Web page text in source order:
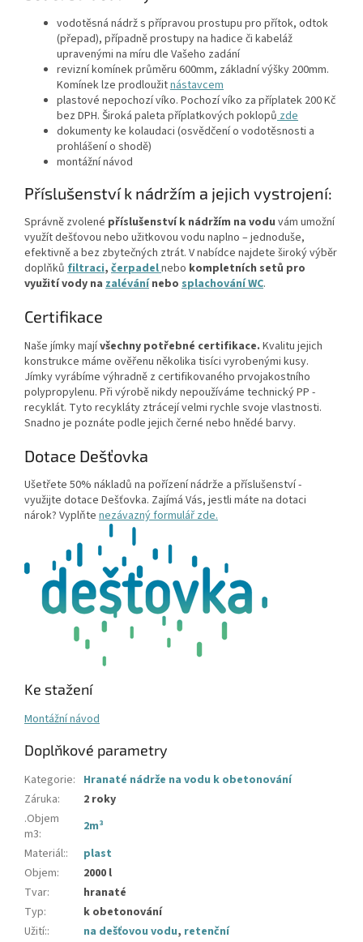
vodotěsná nádrž s přípravou prostupu pro přítok, odtok
(přepad), případně prostupy na hadice či kabeláž
upravenými na míru dle Vašeho zadání
revizní komínek průměru 600mm, základní výšky 200mm.
Komínek lze prodloužitnástavcem
plastové nepochozí víko. Pochozí víko za příplatek 200 Kč
bez DPH. Široká paleta příplatkových poklopů zde
dokumenty ke kolaudaci (osvědčení o vodotěsnosti a
prohlášení o shodě)
montážní návod
Příslušenství k nádržím a jejich vystrojení:
Správně zvolené příslušenství k nádržím na vodu vám umožní
využít dešťovou nebo užitkovou vodu naplno – jednoduše,
efektivně a bez zbytečných ztrát. V nabídce najdete široký výběr
doplňků filtraci, čerpadelnebo kompletních setů pro
využití vody na zalévání nebo splachování WC.
Certifikace
Naše jímky majívšechny potřebné certifikace. Kvalitu jejich
konstrukce máme ověřenu několika tisíci vyrobenými kusy.
Jímky vyrábíme výhradně z certifikovaného prvojakostního
polypropylenu. Při výrobě nikdy nepoužíváme technický PP -
recyklát. Tyto recykláty ztrácejí velmi rychle svoje vlastnosti.
Snadno je poznáte podle jejich černé nebo hnědé barvy.
Dotace Dešťovka
Ušetřete 50% nákladů na pořízení nádrže a příslušenství -
využijte dotace Dešťovka. Zajímá Vás, jestli máte na dotaci
nárok? Vyplňte nezávazný formulář zde.
Ke stažení
Montážní návod
Doplňkové parametry
Kategorie: Hranaté nádrže na vodu k obetonování
Záruka:
2 roky
.Objem
m3:
2m³
Materiál::
plast
Objem:
2000 l
Tvar:
hranaté
Typ:
k obetonování
Užití:: na dešťovou vodu, retenční